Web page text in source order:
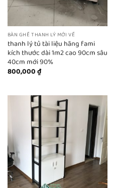
BÀN GHẾ THANH LÝ MỚI VỀ
thanh lý tủ tài liệu hãng fami
kích thước dài 1m2 cao 90cm sâu
40cm mới 90%
800,000₫